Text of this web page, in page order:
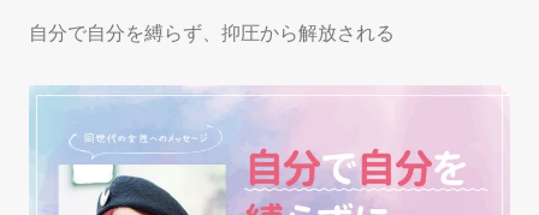
自分で自分を縛らず、抑圧から解放される